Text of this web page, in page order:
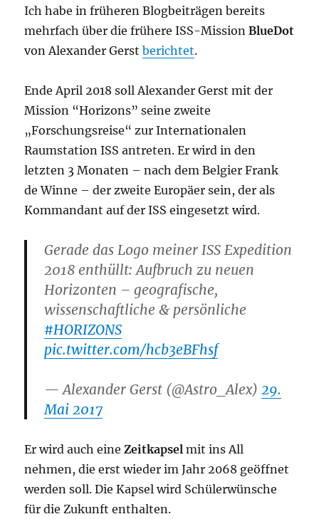
Ich habe in früheren Blogbeiträgen bereits
mehrfach über die frühere ISS-MissionBlueDot
von Alexander Gerstberichtet.
Ende April 2018 soll Alexander Gerst mit der
Mission “Horizons” seine zweite
„Forschungsreise“ zur Internationalen
Raumstation ISS antreten. Er wird in den
letzten 3 Monaten – nach dem Belgier Frank
de Winne – der zweite Europäer sein, der als
Kommandant auf der ISS eingesetzt wird.
Gerade das Logo meiner ISS Expedition
2018 enthüllt: Aufbruch zu neuen
Horizonten – geografische,
wissenschaftliche & persönliche
#HORIZONS
pic.twitter.com/hcb3eBFhsf
— Alexander Gerst (@Astro_Alex)29.
Mai 2017
Er wird auch eineZeitkapsel mit ins All
nehmen, die erst wieder im Jahr 2068 geöffnet
werden soll. Die Kapsel wird Schülerwünsche
für die Zukunft enthalten.